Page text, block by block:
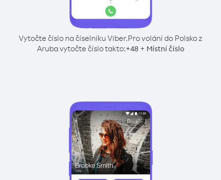
Vytočte číslo na číselníku Viber.Pro volání do Polsko z
Aruba vytočte číslo takto:+48 + Místní číslo